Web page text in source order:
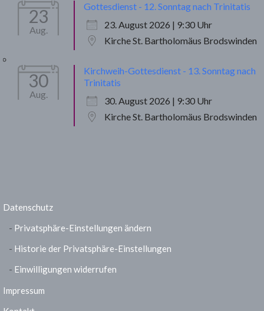
23
Aug.
Gottesdienst - 12. Sonntag nach Trinitatis
23. August 2026 | 9:30 Uhr
Kirche St. Bartholomäus Brodswinden
30
Aug.
Kirchweih-Gottesdienst - 13. Sonntag nach
Trinitatis
30. August 2026 | 9:30 Uhr
Kirche St. Bartholomäus Brodswinden
Datenschutz
Privatsphäre-Einstellungen ändern
Historie der Privatsphäre-Einstellungen
Einwilligungen widerrufen
Impressum